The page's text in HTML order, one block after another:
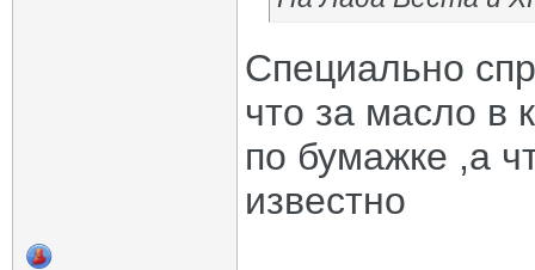
Специально
что за масло в
по бумажке ,а
известно